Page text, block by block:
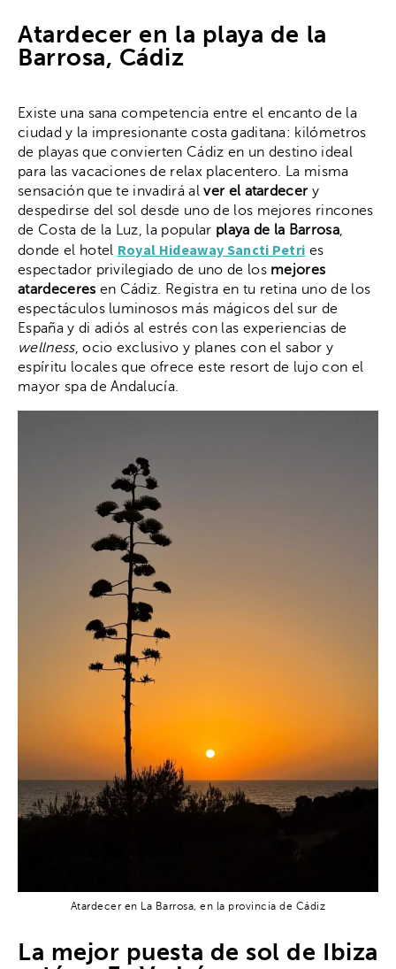
Atardecer en la playa de la
Barrosa, Cádiz
Existe una sana competencia entre el encanto de la
ciudad y la impresionante costa gaditana: kilómetros
de playas que convierten Cádiz en un destino ideal
para las vacaciones de relax placentero. La misma
sensación que te invadirá alver el atardecer y
despedirse del sol desde uno de los mejores rincones
de Costa de la Luz, la popular playa de la Barrosa,
donde el hotel Royal Hideaway Sancti Petri es
espectador privilegiado de uno de los mejores
atardeceres en Cádiz. Registra en tu retina uno de los
espectáculos luminosos más mágicos del sur de
España y di adiós al estrés con las experiencias de
wellness, ocio exclusivo y planes con el sabor y
espíritu locales que ofrece este resort de lujo con el
mayor spa de Andalucía.
Atardecer en La Barrosa, en la provincia de Cádiz
La mejor puesta de sol de Ibiza